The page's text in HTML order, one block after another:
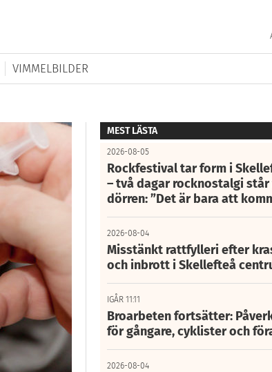
VIMMELBILDER
MEST LÄSTA
2026-08-05
Rockfestival tar form i
– två dagar rocknostalgi
dörren: ”Det är bara att
2026-08-04
Misstänkt rattfylleri efter
och inbrott i Skellefteå
IGÅR 11:11
Broarbeten fortsätter:
för gångare, cyklister och
2026-08-04